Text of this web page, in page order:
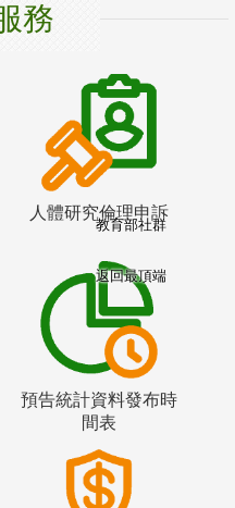
務
人體研究倫理申訴
預告統計資料發布時
間表
教育部社群
返回最頂端